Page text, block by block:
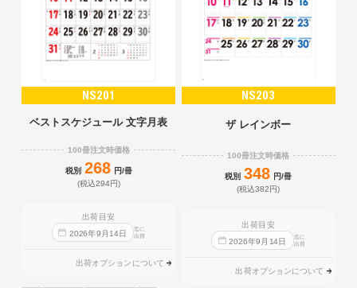
NS201
ベストスケジュール 文字月表
100冊注文時価格
税別 268 円/冊
(税込294円)
出荷目安
2026年9 月 14日
迄に
出荷
出荷オプションについて
NS203
ザ レインボー
100冊注文時価格
税別 348 円/冊
(税込382円)
出荷目安
2026年9 月 14日
迄に
出荷
出荷オプションについて